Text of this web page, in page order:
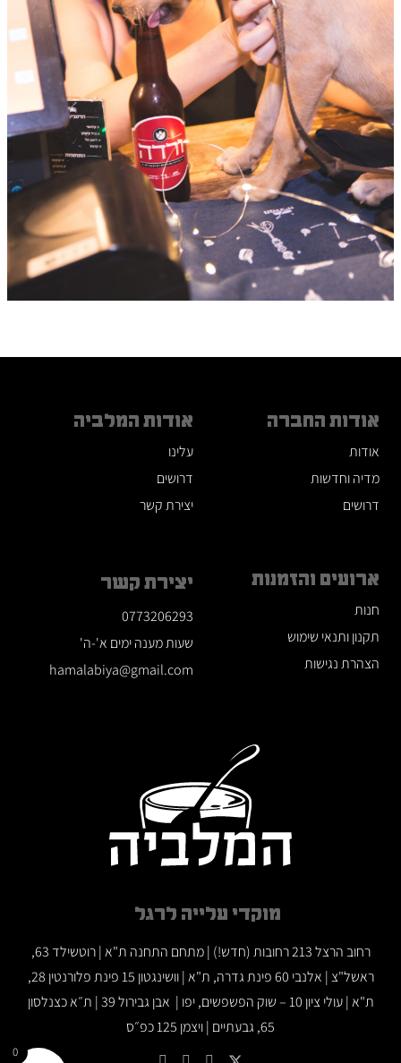
אודות החברה
אודות
מדיה וחדשות
דרושים
ארועים והזמנות
חנות
תקנון ותנאי שימוש
הצהרת נגישות
אודות המלביה
עלינו
דרושים
יצירת קשר
יצירת קשר
0773206293
שעות מענה ימים א'-ה'
hamalabiya@gmail.com
מוקדי עלייה לרגל
רחוב הרצל 213 רחובות (חדש!) | מתחם התחנה ת"א | רוטשילד 63,
ראשל"צ | אלנבי 60 פינת גדרה, ת"א | וושינגטון 15 פינת פלורנטין 28,
ת"א | עולי ציון 10 – שוק הפשפשים, יפו | אבן גבירול 39 | ת״א כצנלסון
65, גבעתיים | ויצמן 125 כפ״ס
0